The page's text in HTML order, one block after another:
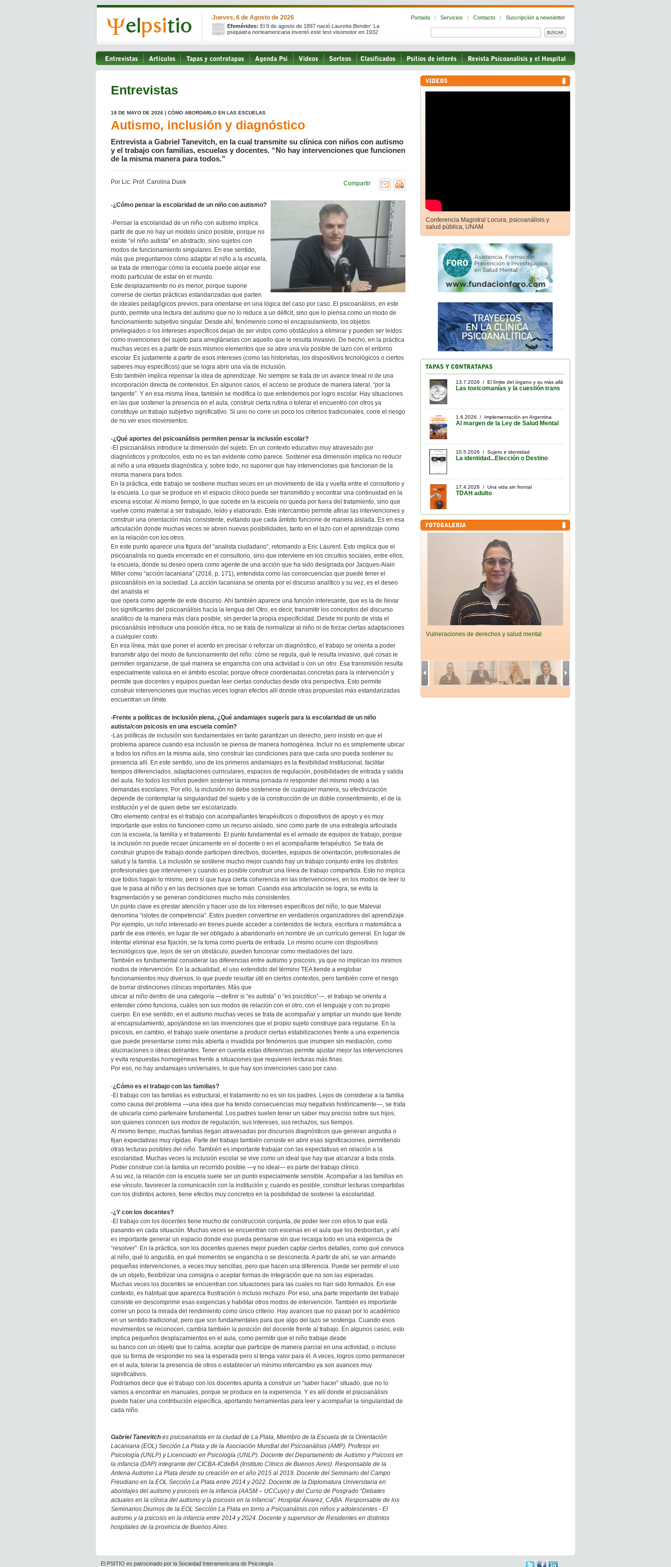
Jueves, 6 de Agosto de 2026
Efemérides: El 9 de agosto de 1897 nació Lauretta Bender . La
psiquiatra norteamericana inventó este test visomotor en 1932
Portada / Servicios / Contacto / Suscripción a newsletter
Entrevistas
18 DE MAYO DE 2026 | CÓMO ABORDARLO EN LAS ESCUELAS
Autismo, inclusión y diagnóstico
Entrevista a Gabriel Tanevitch, en la cual transmite su clínica con niños con autismo
y el trabajo con familias, escuelas y docentes. “No hay intervenciones que funcionen
de la misma manera para todos.”
Por Lic. Prof. Carolina Duek Compartir
-¿Cómo pensar la escolaridad de un niño con autismo?
-Pensar la escolaridad de un niño con autismo implica
partir de que no hay un modelo único posible, porque no
existe “el niño autista” en abstracto, sino sujetos con
modos de funcionamiento singulares. En ese sentido,
más que preguntarnos cómo adaptar el niño a la escuela,
se trata de interrogar cómo la escuela puede alojar ese
modo particular de estar en el mundo.
Este desplazamiento no es menor, porque supone
correrse de ciertas prácticas estandarizadas que parten
de ideales pedagógicos previos, para orientarse en una lógica del caso por caso. El psicoanálisis, en este
punto, permite una lectura del autismo que no lo reduce a un déficit, sino que lo piensa como un modo de
funcionamiento subjetivo singular. Desde ahí, fenómenos como el encapsulamiento, los objetos
privilegiados o los intereses específicos dejan de ser vistos como obstáculos a eliminar y pueden ser leídos
como invenciones del sujeto para arreglárselas con aquello que le resulta invasivo. De hecho, en la práctica
muchas veces es a partir de esos mismos elementos que se abre una vía posible de lazo con el entorno
escolar. Es justamente a partir de esos intereses (como las historietas, los dispositivos tecnológicos o ciertos
saberes muy específicos) que se logra abrir una vía de inclusión.
Esto también implica repensar la idea de aprendizaje. No siempre se trata de un avance lineal ni de una
incorporación directa de contenidos. En algunos casos, el acceso se produce de manera lateral, “por la
tangente”. Y en esa misma línea, también se modifica lo que entendemos por logro escolar. Hay situaciones
en las que sostener la presencia en el aula, construir cierta rutina o tolerar el encuentro con otros ya
constituye un trabajo subjetivo significativo. Si uno no corre un poco los criterios tradicionales, corre el riesgo
de no ver esos movimientos.
-¿Qué aportes del psicoanálisis permiten pensar la inclusión escolar?
-El psicoanálisis introduce la dimensión del sujeto. En un contexto educativo muy atravesado por
diagnósticos y protocolos, esto no es tan evidente como parece. Sostener esa dimensión implica no reducir
al niño a una etiqueta diagnóstica y, sobre todo, no suponer que hay intervenciones que funcionan de la
misma manera para todos.
En la práctica, este trabajo se sostiene muchas veces en un movimiento de ida y vuelta entre el consultorio y
la escuela. Lo que se produce en el espacio clínico puede ser transmitido y encontrar una continuidad en la
escena escolar. Al mismo tiempo, lo que sucede en la escuela no queda por fuera del tratamiento, sino que
vuelve como material a ser trabajado, leído y elaborado. Este intercambio permite afinar las intervenciones y
construir una orientación más consistente, evitando que cada ámbito funcione de manera aislada. Es en esa
articulación donde muchas veces se abren nuevas posibilidades, tanto en el lazo con el aprendizaje como
en la relación con los otros.
En este punto aparece una figura del “analista ciudadano”, retomando a Eric Laurent. Esto implica que el
psicoanalista no queda encerrado en el consultorio, sino que interviene en los circuitos sociales, entre ellos,
la escuela, donde su deseo opera como agente de una acción que ha sido designada por Jacques-Alain
Miller como “acción lacaniana” (2016, p. 171), entendida como las consecuencias que puede tener el
psicoanálisis en la sociedad. La acción lacaniana se orienta por el discurso analítico y su vez, es el deseo
del analista el
que opera como agente de este discurso. Ahí también aparece una función interesante, que es la de llevar
los significantes del psicoanálisis hacia la lengua del Otro, es decir, transmitir los conceptos del discurso
analítico de la manera más clara posible, sin perder la propia especificidad. Desde mi punto de vista el
psicoanálisis introduce una posición ética, no se trata de normalizar al niño ni de forzar ciertas adaptaciones
a cualquier costo.
En esa línea, más que poner el acento en precisar o reforzar un diagnóstico, el trabajo se orienta a poder
transmitir algo del modo de funcionamiento del niño: cómo se regula, qué le resulta invasivo, qué cosas le
permiten organizarse, de qué manera se engancha con una actividad o con un otro. Esa transmisión resulta
especialmente valiosa en el ámbito escolar, porque ofrece coordenadas concretas para la intervención y
permite que docentes y equipos puedan leer ciertas conductas desde otra perspectiva. Esto permite
construir intervenciones que muchas veces logran efectos allí donde otras propuestas más estandarizadas
encuentran un límite.
-Frente a políticas de inclusión plena, ¿Qué andamiajes sugerís para la escolaridad de un niño
autista/con psicosis en una escuela común?
-Las políticas de inclusión son fundamentales en tanto garantizan un derecho, pero insisto en que el
problema aparece cuando esa inclusión se piensa de manera homogénea. Incluir no es simplemente ubicar
a todos los niños en la misma aula, sino construir las condiciones para que cada uno pueda sostener su
presencia allí. En este sentido, uno de los primeros andamiajes es la flexibilidad institucional, facilitar
tiempos diferenciados, adaptaciones curriculares, espacios de regulación, posibilidades de entrada y salida
del aula. No todos los niños pueden sostener la misma jornada ni responder del mismo modo a las
demandas escolares. Por ello, la inclusión no debe sostenerse de cualquier manera, su efectivización
depende de contemplar la singularidad del sujeto y de la construcción de un doble consentimiento, el de la
institución y el de quien debe ser escolarizado.
Otro elemento central es el trabajo con acompañantes terapéuticos o dispositivos de apoyo y es muy
importante que estos no funcionen como un recurso aislado, sino como parte de una estrategia articulada
con la escuela, la familia y el tratamiento. El punto fundamental es el armado de equipos de trabajo, porque
la inclusión no puede recaer únicamente en el docente o en el acompañante terapéutico. Se trata de
construir grupos de trabajo donde participen directivos, docentes, equipos de orientación, profesionales de
salud y la familia. La inclusión se sostiene mucho mejor cuando hay un trabajo conjunto entre los distintos
profesionales que intervienen y cuando es posible construir una línea de trabajo compartida. Esto no implica
que todos hagan lo mismo, pero sí que haya cierta coherencia en las intervenciones, en los modos de leer lo
que le pasa al niño y en las decisiones que se toman. Cuando esa articulación se logra, se evita la
fragmentación y se generan condiciones mucho más consistentes.
Un punto clave es prestar atención y hacer uso de los intereses específicos del niño, lo que Maleval
denomina “islotes de competencia”. Estos pueden convertirse en verdaderos organizadores del aprendizaje.
Por ejemplo, un niño interesado en trenes puede acceder a contenidos de lectura, escritura o matemática a
partir de ese interés, en lugar de ser obligado a abandonarlo en nombre de un currículo general. En lugar de
intentar eliminar esa fijación, se la toma como puerta de entrada. Lo mismo ocurre con dispositivos
tecnológicos que, lejos de ser un obstáculo, pueden funcionar como mediadores del lazo.
También es fundamental considerar las diferencias entre autismo y psicosis, ya que no implican los mismos
modos de intervención. En la actualidad, el uso extendido del término TEA tiende a englobar
funcionamientos muy diversos, lo que puede resultar útil en ciertos contextos, pero también corre el riesgo
de borrar distinciones clínicas importantes. Más que
ubicar al niño dentro de una categoría —definir si “es autista” o “es psicótico”—, el trabajo se orienta a
entender cómo funciona, cuáles son sus modos de relación con el otro, con el lenguaje y con su propio
cuerpo. En ese sentido, en el autismo muchas veces se trata de acompañar y ampliar un mundo que tiende
al encapsulamiento, apoyándose en las invenciones que el propio sujeto construye para regularse. En la
psicosis, en cambio, el trabajo suele orientarse a producir ciertas estabilizaciones frente a una experiencia
que puede presentarse como más abierta o invadida por fenómenos que irrumpen sin mediación, como
alucinaciones o ideas delirantes. Tener en cuenta estas diferencias permite ajustar mejor las intervenciones
y evita respuestas homogéneas frente a situaciones que requieren lecturas más finas.
Por eso, no hay andamiajes universales, lo que hay son invenciones caso por caso.
-¿Cómo es el trabajo con las familias?
-El trabajo con las familias es estructural, el tratamiento no es sin los padres. Lejos de considerar a la familia
como causa del problema —una idea que ha tenido consecuencias muy negativas históricamente—, se trata
de ubicarla como partenaire fundamental. Los padres suelen tener un saber muy preciso sobre sus hijos,
son quienes conocen sus modos de regulación, sus intereses, sus rechazos, sus tiempos.
Al mismo tiempo, muchas familias llegan atravesadas por discursos diagnósticos que generan angustia o
fijan expectativas muy rígidas. Parte del trabajo también consiste en abrir esas significaciones, permitiendo
otras lecturas posibles del niño. También es importante trabajar con las expectativas en relación a la
escolaridad. Muchas veces la inclusión escolar se vive como un ideal que hay que alcanzar a toda costa.
Poder construir con la familia un recorrido posible —y no ideal— es parte del trabajo clínico.
A su vez, la relación con la escuela suele ser un punto especialmente sensible. Acompañar a las familias en
ese vínculo, favorecer la comunicación con la institución y, cuando es posible, construir lecturas compartidas
con los distintos actores, tiene efectos muy concretos en la posibilidad de sostener la escolaridad.
-¿Y con los docentes?
-El trabajo con los docentes tiene mucho de construcción conjunta, de poder leer con ellos lo que está
pasando en cada situación. Muchas veces se encuentran con escenas en el aula que los desbordan, y ahí
es importante generar un espacio donde eso pueda pensarse sin que recaiga todo en una exigencia de
“resolver”. En la práctica, son los docentes quienes mejor pueden captar ciertos detalles, como qué convoca
al niño, qué lo angustia, en qué momentos se engancha o se desconecta. A partir de ahí, se van armando
pequeñas intervenciones, a veces muy sencillas, pero que hacen una diferencia. Puede ser permitir el uso
de un objeto, flexibilizar una consigna o aceptar formas de integración que no son las esperadas.
Muchas veces los docentes se encuentran con situaciones para las cuales no han sido formados. En ese
contexto, es habitual que aparezca frustración o incluso rechazo. Por eso, una parte importante del trabajo
consiste en descomprimir esas exigencias y habilitar otros modos de intervención. También es importante
correr un poco la mirada del rendimiento como único criterio. Hay avances que no pasan por lo académico
en un sentido tradicional, pero que son fundamentales para que algo del lazo se sostenga. Cuando esos
movimientos se reconocen, cambia también la posición del docente frente al trabajo. En algunos casos, esto
implica pequeños desplazamientos en el aula, como permitir que el niño trabaje desde
su banco con un objeto que lo calma, aceptar que participe de manera parcial en una actividad, o incluso
que su forma de responder no sea la esperada pero sí tenga valor para él. A veces, logros como permanecer
en el aula, tolerar la presencia de otros o establecer un mínimo intercambio ya son avances muy
significativos.
Podríamos decir que el trabajo con los docentes apunta a construir un “saber hacer” situado, que no lo
vamos a encontrar en manuales, porque se produce en la experiencia. Y es allí donde el psicoanálisis
puede hacer una contribución específica, aportando herramientas para leer y acompañar la singularidad de
cada niño.
Gabriel Tanevitch es psicoanalista en la ciudad de La Plata, Miembro de la Escuela de la Orientación
Lacaniana (EOL) Sección La Plata y de la Asociación Mundial del Psicoanálisis (AMP). Profesor en
Psicología (UNLP) y Licenciado en Psicología (UNLP). Docente del Departamento de Autismo y Psicosis en
la infancia (DAP) integrante del CICBA-ICdeBA (Instituto Clínico de Buenos Aires). Responsable de la
Antena Autismo La Plata desde su creación en el año 2015 al 2019. Docente del Seminario del Campo
Freudiano en la EOL Sección La Plata entre 2014 y 2022. Docente de la Diplomatura Universitaria en
abordajes del autismo y psicosis en la infancia (AASM – UCCuyo) y del Curso de Posgrado “Debates
actuales en la clínica del autismo y la psicosis en la infancia”. Hospital Álvarez, CABA. Responsable de los
Seminarios Diurnos de la EOL Sección La Plata en torno a Psicoanálisis con niños y adolescentes - El
autismo y la psicosis en la infancia entre 2014 y 2024. Docente y supervisor de Residentes en distintos
hospitales de la provincia de Buenos Aires.
Conferencia Magistral Locura, psicoanálisis y
salud pública, UNAM
13.7.2026 / El límite del órgano y su más allá
Las toxicomanías y la cuestión trans
1.6.2026 / Implementación en Argentina
Al margen de la Ley de Salud Mental
10.5.2026 / Sujeto e identidad
La identidad...Elección o Destino
17.4.2026 / Una vida sin frontal
TDAH adulto
Vulneraciones de derechos y salud mental
El PSITIO es patrocinado por la Sociedad Interamericana de Psicología